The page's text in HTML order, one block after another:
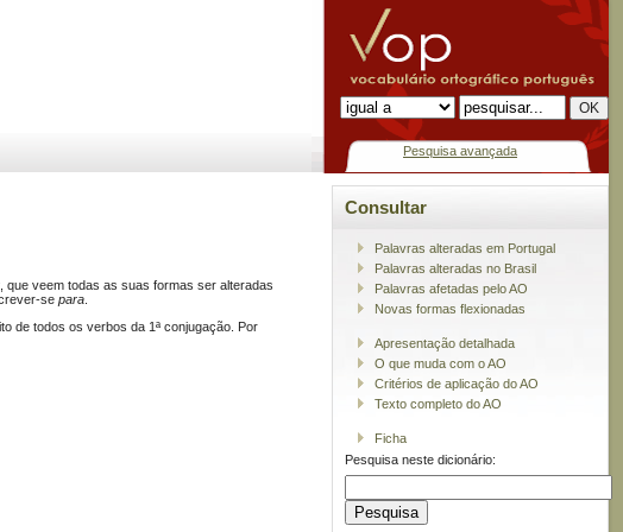
Pesquisa avançada
, que veem todas as suas formas ser alteradas
se para
de todos os verbos da 1ª conjugação. Por
Consultar
Palavras alteradas em Portugal
Palavras alteradas no Brasil
Palavras afetadas pelo AO
Novas formas flexionadas
Apresentação detalhada
O que muda com o AO
Critérios de aplicação do AO
Texto completo do AO
Ficha
Pesquisa neste dicionário: